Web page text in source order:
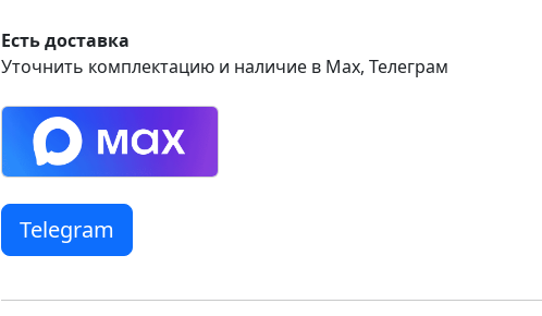
Есть доставка
Уточнить комплектацию и наличие в Max, Телеграм
Telegram